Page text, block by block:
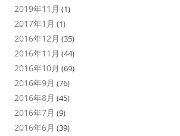
2019年11月 (1)
2017年1月 (1)
2016年12月 (35)
2016年11月 (44)
2016年10月 (69)
2016年9月 (76)
2016年8月 (45)
2016年7月 (9)
2016年6月 (39)